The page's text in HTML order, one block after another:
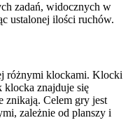
zadań, widocznych w
ustalonej ilości ruchów.
różnymi klockami. Klocki
znajduje się
znikają. Celem gry jest
zależnie od planszy i